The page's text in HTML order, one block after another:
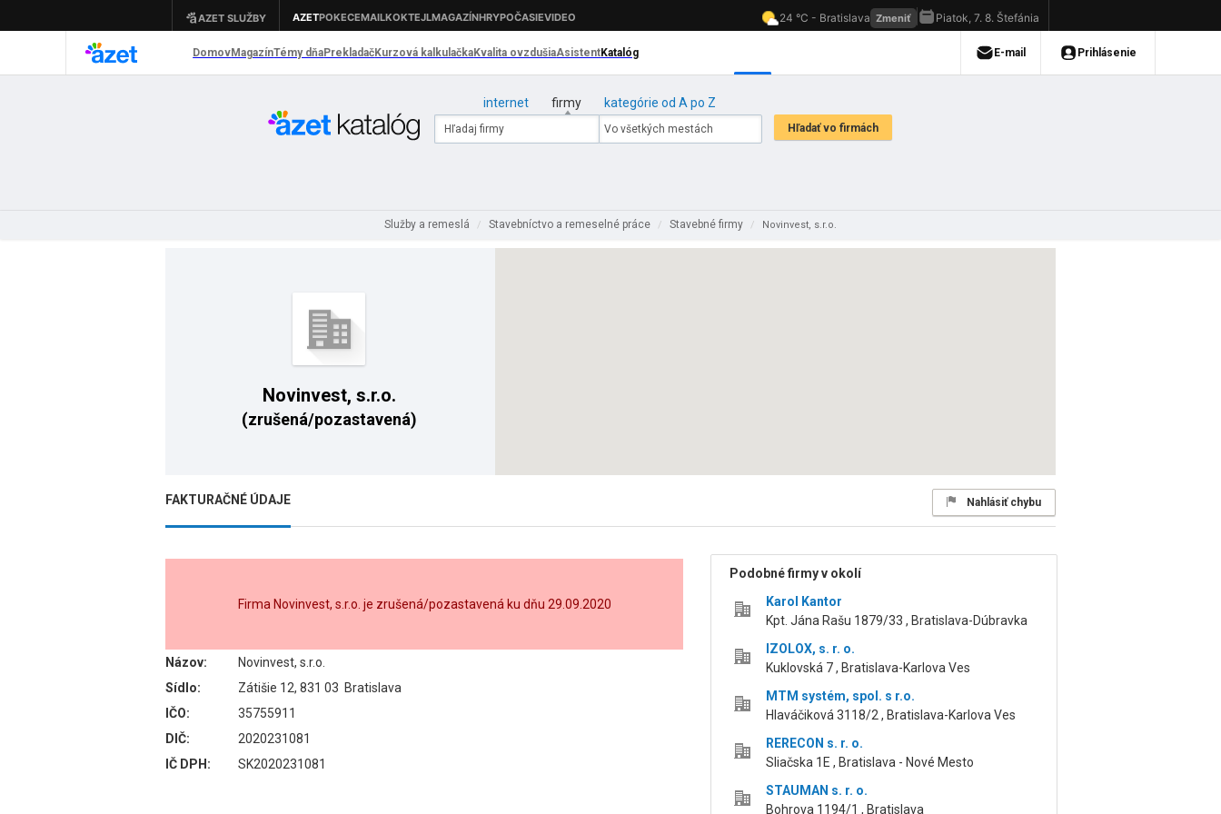
internet firmy kategórie od A po Z
Služby a remeslá / Stavebníctvo a remeselné práce / Stavebné firmy / Novinvest, s.r.o.
Novinvest, s.r.o.
(zrušená/pozastavená)
FAKTURAČNÉ ÚDAJE Nahlásiť chybu
Firma Novinvest, s.r.o. je zrušená/pozastavená ku dňu 29.09.2020
Názov:
Novinvest, s.r.o.
Sídlo:
Zátišie 12, 831 03 Bratislava
IČO:
35755911
DIČ:
2020231081
IČ DPH:
SK2020231081
Podobné firmy v okolí
Karol Kantor
Kpt. Jána Rašu 1879/33 , Bratislava-Dúbravka
IZOLOX, s. r. o.
Kuklovská 7 , Bratislava-Karlova Ves
MTM systém, spol. s r.o.
Hlaváčiková 3118/2 , Bratislava-Karlova Ves
RERECON s. r. o.
Sliačska 1E , Bratislava - Nové Mesto
STAUMAN s. r. o.
Bohrova 1194/1 , Bratislava